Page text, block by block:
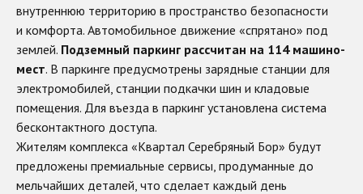
внутреннюю территорию в пространство безопасности
и комфорта. Автомобильное движение «спрятано» под
землей. Подземный паркинг рассчитан на 114 машино-
мест. В паркинге предусмотрены зарядные станции для
электромобилей, станции подкачки шин и кладовые
помещения. Для въезда в паркинг установлена система
бесконтактного доступа.
Жителям комплекса «Квартал Серебряный Бор» будут
предложены премиальные сервисы, продуманные до
мельчайших деталей, что сделает каждый день